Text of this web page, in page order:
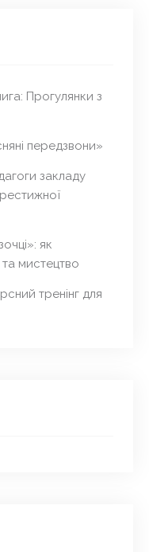
Прогулянки з
передзвони»
закладу
як
та мистецтво
тренінг для